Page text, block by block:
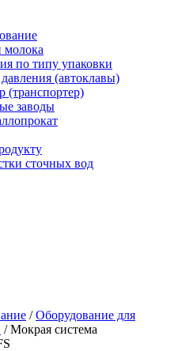
молока
по типу упаковки
(автоклавы)
(транспортер)
заводы
сточных вод
/Оборудование для
/Мокрая система